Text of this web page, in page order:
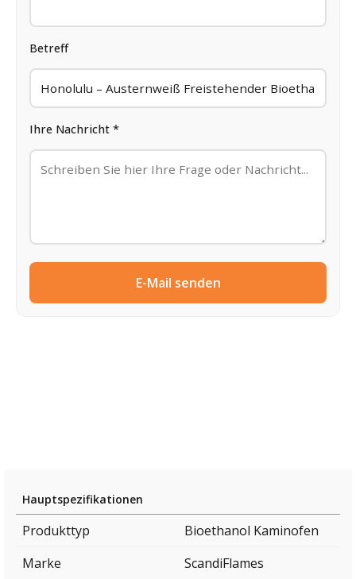
Betreff
Ihre Nachricht *
E-Mail senden
Hauptspezifikationen
Produkttyp
Bioethanol Kaminofen
Marke
ScandiFlames